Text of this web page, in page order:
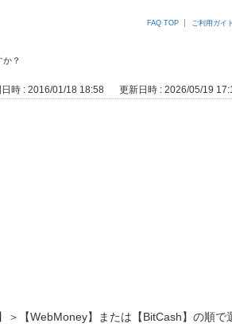
FAQ TOP ご利用ガイ
？
時 : 2016/01/18 18:58 更新日時 : 2026/05/19
【WebMoney】または【BitCash】の順で